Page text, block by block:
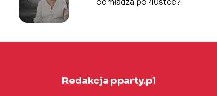
odmładza po 40stce?
Redakcja pparty.pl